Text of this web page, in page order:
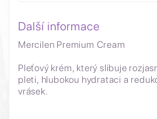
Další informace
Mercilen Premium Cream
Pleťový krém, který slibuje
pleti, hlubokou hydrataci a
vrásek.